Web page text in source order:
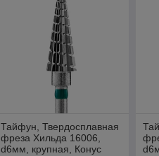
Тайфун, Твердосплавная
фреза Хильда 16006,
d6мм, крупная, Конус